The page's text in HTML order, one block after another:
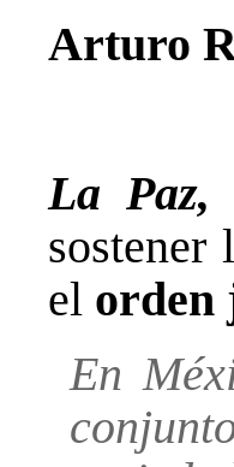
Arturo
La
sostener
el orden
En